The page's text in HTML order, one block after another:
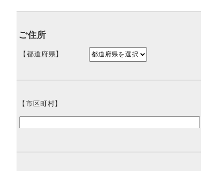
ご住所
【都道府県】
【市区町村】